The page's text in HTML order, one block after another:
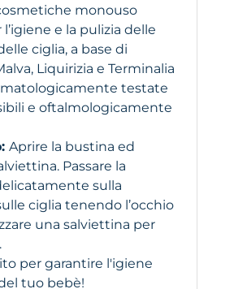
monouso
e la pulizia delle
ciglia, a base di
Liquirizia e Terminalia
testate
e oftalmologicamente
Aprire la bustina ed
Passare la
sulla
ciglia tenendo l’occhio
una salviettina per
per garantire l'igiene
tuo bebè!